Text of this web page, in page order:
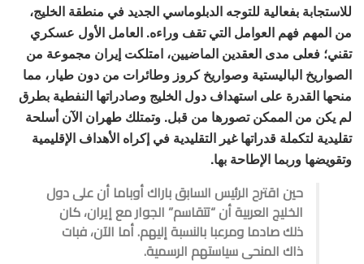
للاستجابة بفعالية للتوجه الدبلوماسي الجديد في منطقة الخليج،
من المهم فهم العوامل التي تقف وراءه. العامل الأول عسكري
تقني؛ فعلى مدى العقدين الماضيين، امتلكت إيران مجموعة من
الصواريخ الباليستية وصواريخ كروز وطائرات من دون طيار، مما
منحها القدرة على استهداف دول الخليج وصادراتها النفطية بطرق
لم يكن من الممكن تصورها من قبل. وتمتلك طهران الآن أسلحة
تقليدية لتكملة قدراتها غير التقليدية في إكراه الأهداف الإقليمية
وتقويضها وربما الإطاحة بها.
حين اقترح الرئيس السابق باراك أوباما أن على دول
الخليج العربية أن “تتقاسم” الجوار مع إيران، كان
ذلك صادما ومرعبا بالنسبة إليهم. أما الآن، فبات
ذاك المنحى سياستهم الرسمية.